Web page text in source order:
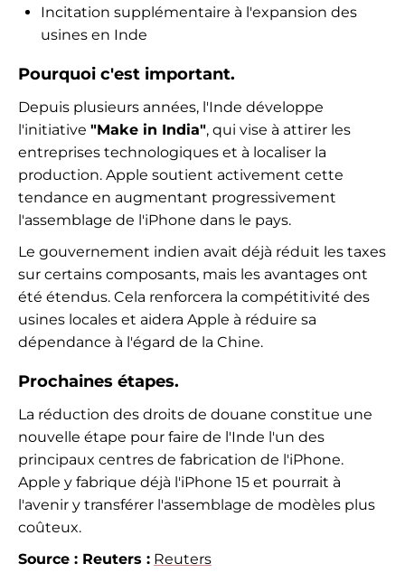
Incitation supplémentaire à l'expansion des
usines en Inde
Pourquoi c'est important.
Depuis plusieurs années, l'Inde développe
l'initiative "Make in India", qui vise à attirer les
entreprises technologiques et à localiser la
production. Apple soutient activement cette
tendance en augmentant progressivement
l'assemblage de l'iPhone dans le pays.
Le gouvernement indien avait déjà réduit les taxes
sur certains composants, mais les avantages ont
été étendus. Cela renforcera la compétitivité des
usines locales et aidera Apple à réduire sa
dépendance à l'égard de la Chine.
Prochaines étapes.
La réduction des droits de douane constitue une
nouvelle étape pour faire de l'Inde l'un des
principaux centres de fabrication de l'iPhone.
Apple y fabrique déjà l'iPhone 15 et pourrait à
l'avenir y transférer l'assemblage de modèles plus
coûteux.
Source : Reuters : Reuters